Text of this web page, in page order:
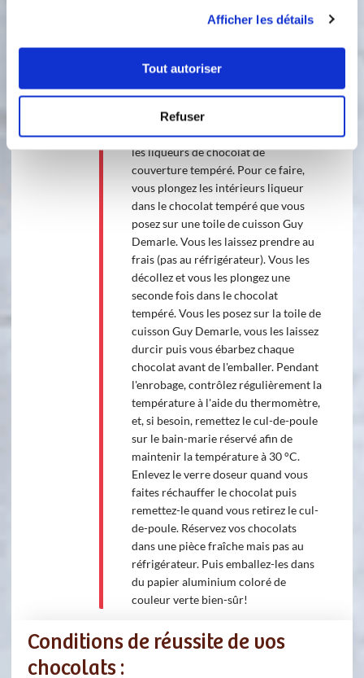
Afficher les détails
Tout autoriser
Refuser
couvercle du cook'in et pesez le
5
Prenez la température régulièrement
à l'aide d'un thermomètre. Quand
votre chocolat atteint 30 °C, enrobez
les liqueurs de chocolat de
couverture tempéré. Pour ce faire,
vous plongez les intérieurs liqueur
dans le chocolat tempéré que vous
posez sur une toile de cuisson Guy
Demarle. Vous les laissez prendre au
frais (pas au réfrigérateur). Vous les
décollez et vous les plongez une
seconde fois dans le chocolat
tempéré. Vous les posez sur la toile de
cuisson Guy Demarle, vous les laissez
durcir puis vous ébarbez chaque
chocolat avant de l'emballer. Pendant
l'enrobage, contrôlez régulièrement la
température à l'aide du thermomètre,
et, si besoin, remettez le cul-de-poule
sur le bain-marie réservé afin de
maintenir la température à 30 °C.
Enlevez le verre doseur quand vous
faites réchauffer le chocolat puis
remettez-le quand vous retirez le cul-
de-poule. Réservez vos chocolats
dans une pièce fraîche mais pas au
réfrigérateur. Puis emballez-les dans
du papier aluminium coloré de
couleur verte bien-sûr!
Conditions de réussite de vos
chocolats :